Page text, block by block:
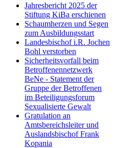
Jahresbericht 2025 der
Stiftung KiBa erschienen
Schaumherzen und Segen
zum Ausbildungsstart
Landesbischof i.R. Jochen
Bohl verstorben
Sicherheitsvorfall beim
Betroffenennetzwerk
BeNe - Statement der
Gruppe der Betroffenen
im Beteiligungsforum
Sexualisierte Gewalt
Gratulation an
Amtsbereichsleiter und
Auslandsbischof Frank
Kopania